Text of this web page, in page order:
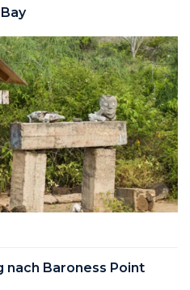
nach Baroness Point